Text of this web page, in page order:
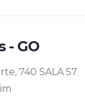
- GO
740 SALA 57